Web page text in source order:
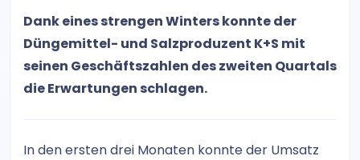
Dank eines strengen Winters konnte der
Düngemittel- und Salzproduzent K+S mit
seinen Geschäftszahlen des zweiten Quartals
die Erwartungen schlagen.
In den ersten drei Monaten konnte der Umsatz